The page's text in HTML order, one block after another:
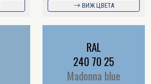
ВИЖ ЦВЕТА
RAL
240 70 25
Madonna blue